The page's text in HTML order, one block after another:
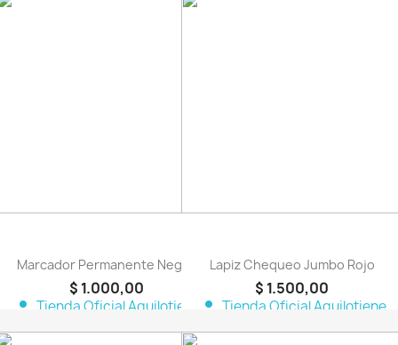
Marcador Permanente Negro
$ 1.000,00
person Tienda Oficial Aquilotiene
Lapiz Chequeo Jumbo Rojo
$ 1.500,00
person Tienda Oficial Aquilotiene